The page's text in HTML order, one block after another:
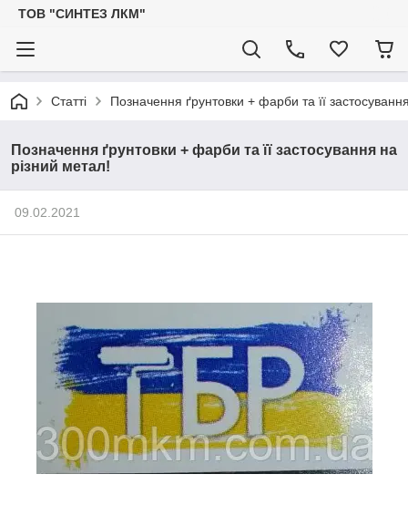
ТОВ "СИНТЕЗ ЛКМ"
Статті Позначення ґрунтовки + фарби та її
Позначення ґрунтовки + фарби та її застосування на
різний метал!
09.02.2021